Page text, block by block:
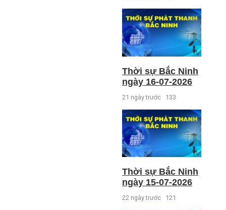
Thời sự Bắc Ninh
ngày 16-07-2026
21 ngày trước 133
Thời sự Bắc Ninh
ngày 15-07-2026
22 ngày trước 121